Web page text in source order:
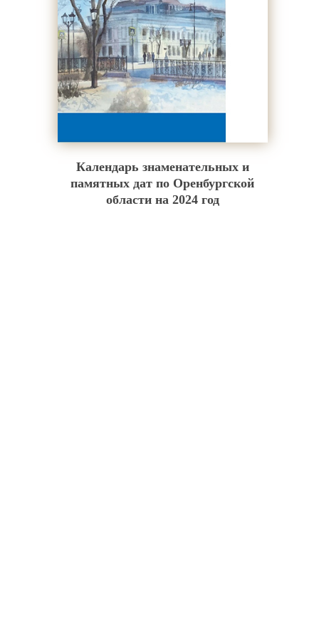
Календарь знаменательных и
памятных дат по Оренбургской
области на 2024 год